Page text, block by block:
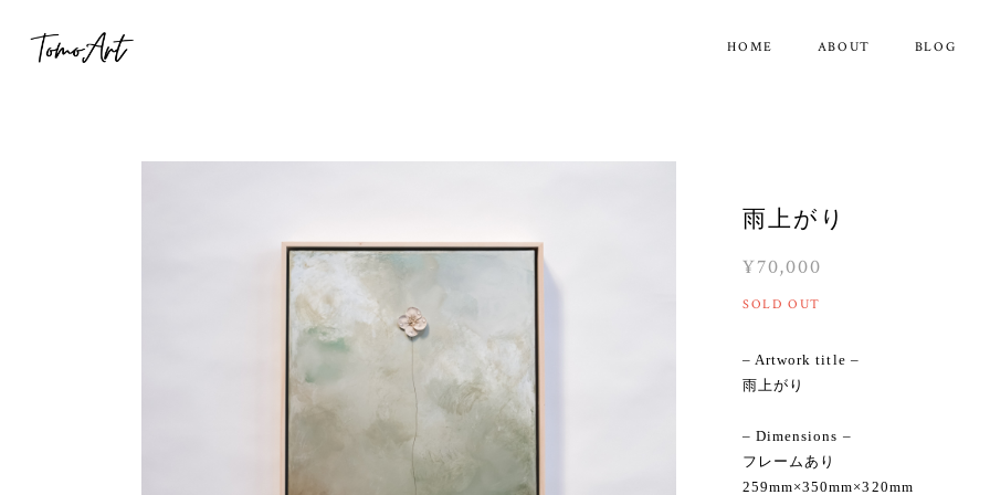
HOME ABOUT BLOG
雨上がり
¥70,000
SOLD OUT
– Artwork title –
雨上がり
– Dimensions –
フレームあり
259mm×350mm×320mm